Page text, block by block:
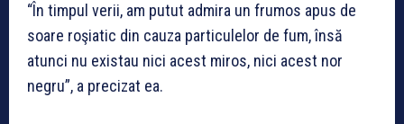
“În timpul verii, am putut admira un frumos apus de
soare roşiatic din cauza particulelor de fum, însă
atunci nu existau nici acest miros, nici acest nor
negru”, a precizat ea.